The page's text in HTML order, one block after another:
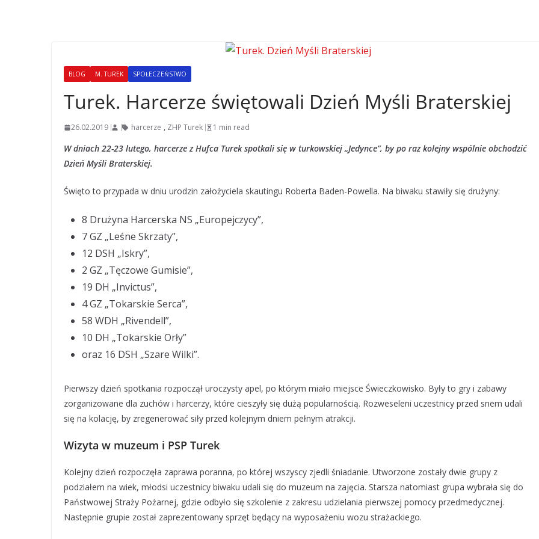
BLOG M. TUREK SPOŁECZEŃSTWO
Turek. Harcerze świętowali Dzień Myśli Braterskiej
26.02.2019 harcerze , ZHP Turek 1 min read
W dniach 22-23 lutego, harcerze z Hufca Turek spotkali się w turkowskiej „Jedynce”, by po raz kolejny wspólnie obchodzić
Dzień Myśli Braterskiej.
Święto to przypada w dniu urodzin założyciela skautingu Roberta Baden-Powella. Na biwaku stawiły się drużyny:
8 Drużyna Harcerska NS „Europejczycy”,
7 GZ „Leśne Skrzaty”,
12 DSH „Iskry”,
2 GZ „Tęczowe Gumisie”,
19 DH „Invictus”,
4 GZ „Tokarskie Serca”,
58 WDH „Rivendell”,
10 DH „Tokarskie Orły”
oraz 16 DSH „Szare Wilki”.
Pierwszy dzień spotkania rozpoczął uroczysty apel, po którym miało miejsce Świeczkowisko. Były to gry i zabawy
zorganizowane dla zuchów i harcerzy, które cieszyły się dużą popularnością. Rozweseleni uczestnicy przed snem udali
się na kolację, by zregenerować siły przed kolejnym dniem pełnym atrakcji.
Wizyta w muzeum i PSP Turek
Kolejny dzień rozpoczęła zaprawa poranna, po której wszyscy zjedli śniadanie. Utworzone zostały dwie grupy z
podziałem na wiek, młodsi uczestnicy biwaku udali się do muzeum na zajęcia. Starsza natomiast grupa wybrała się do
Państwowej Straży Pożarnej, gdzie odbyło się szkolenie z zakresu udzielania pierwszej pomocy przedmedycznej.
Następnie grupie został zaprezentowany sprzęt będący na wyposażeniu wozu strażackiego.